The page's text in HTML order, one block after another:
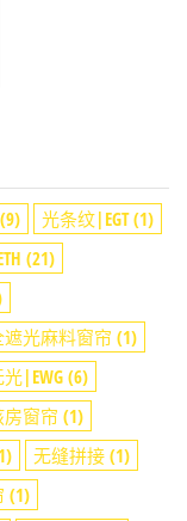
(9) 光条纹|EGT(1)
(21)
遮光麻料窗帘 (1)
|EWG (6)
窗帘 (1)
无缝拼接 (1)
(1)